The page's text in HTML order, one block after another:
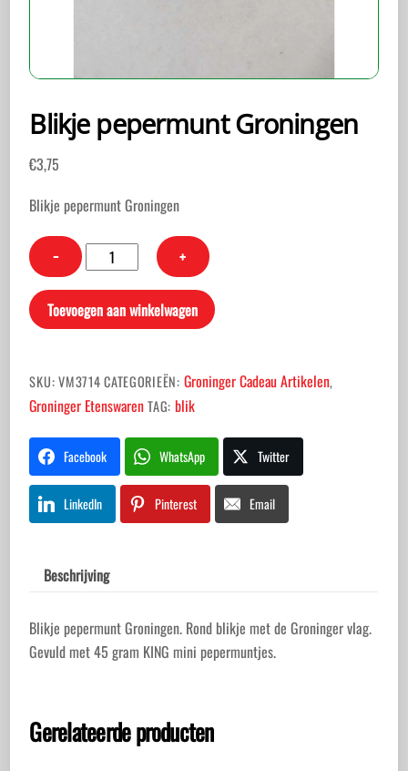
Blikje pepermunt Groningen
€3,75
Blikje pepermunt Groningen
−
Blikje
pepermunt
Groningen
aantal
+
Toevoegen aan winkelwagen
SKU:VM3714CATEGORIEËN: Groninger Cadeau Artikelen,
Groninger Etenswaren TAG: blik
Facebook WhatsApp Twitter
LinkedIn Pinterest Email
Beschrijving
Blikje pepermunt Groningen. Rond blikje met de Groninger vlag.
Gevuld met 45 gram KING mini pepermuntjes.
Gerelateerde producten